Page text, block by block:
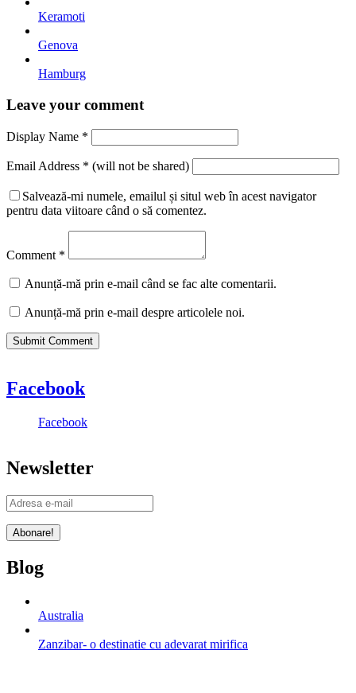
Keramoti
Genova
Hamburg
Leave your comment
Display Name *
Email Address * (will not be shared)
Salvează-mi numele, emailul și situl web în acest navigator
pentru data viitoare când o să comentez.
Comment *
Anunță-mă prin e-mail când se fac alte comentarii.
Anunță-mă prin e-mail despre articolele noi.
Facebook
Facebook
Newsletter
Blog
Australia
Zanzibar- o destinatie cu adevarat mirifica